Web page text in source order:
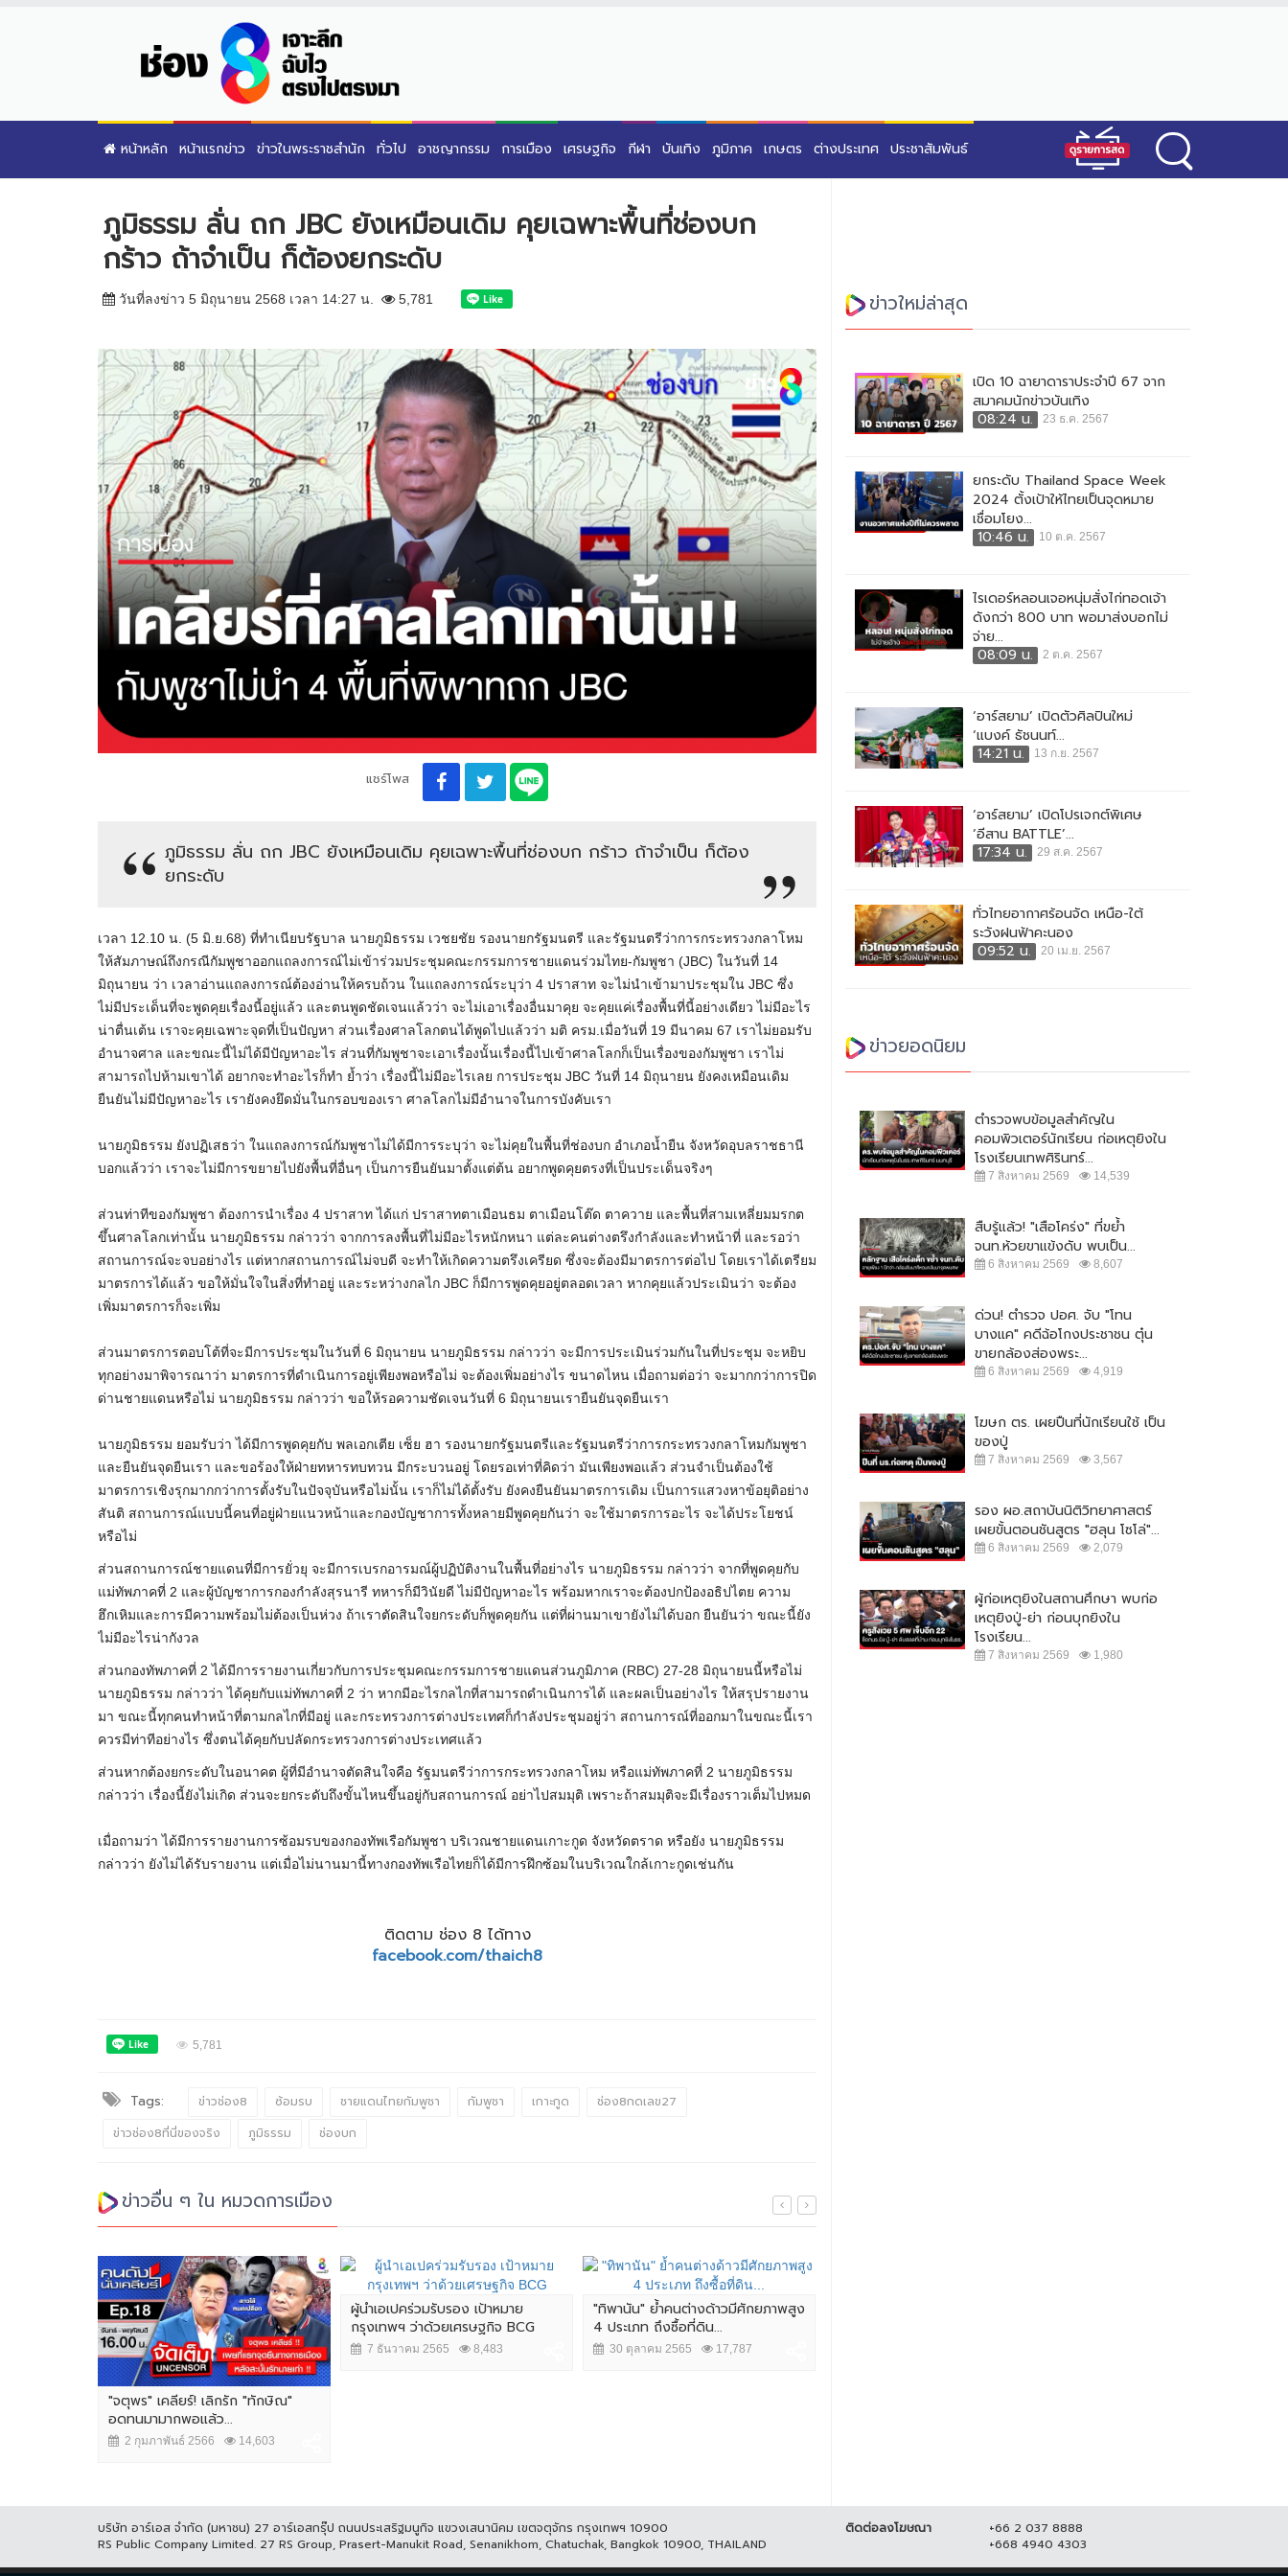
หน้าหลัก หน้าแรกข่าว ข่าวในพระราชสำนัก ทั่วไป อาชญากรรม การเมือง เศรษฐกิจ กีฬา บันเทิง ภูมิภาค เกษตร ต่างประเทศ ประชาสัมพันธ์
ภูมิธรรม ลั่น ถก JBC ยังเหมือนเดิม คุยเฉพาะพื้นที่ช่องบก
กร้าว ถ้าจำเป็น ก็ต้องยกระดับ
วันที่ลงข่าว 5 มิถุนายน 2568 เวลา 14:27 น. 5,781
แชร์โพส
ภูมิธรรม ลั่น ถก JBC ยังเหมือนเดิม คุยเฉพาะพื้นที่ช่องบก กร้าว ถ้าจำเป็น ก็ต้อง
ยกระดับ
เวลา 12.10 น. (5 มิ.ย.68) ที่ทำเนียบรัฐบาล นายภูมิธรรม เวชยชัย รองนายกรัฐมนตรี และรัฐมนตรีว่าการกระทรวงกลาโหม
ให้สัมภาษณ์ถึงกรณีกัมพูชาออกแถลงการณ์ไม่เข้าร่วมประชุมคณะกรรมการชายแดนร่วมไทย-กัมพูชา (JBC) ในวันที่ 14
มิถุนายน ว่า เวลาอ่านแถลงการณ์ต้องอ่านให้ครบถ้วน ในแถลงการณ์ระบุว่า 4 ปราสาท จะไม่นำเข้ามาประชุมใน JBC ซึ่ง
ไม่มีประเด็นที่จะพูดคุยเรื่องนี้อยู่แล้ว และตนพูดชัดเจนแล้วว่า จะไม่เอาเรื่องอื่นมาคุย จะคุยแค่เรื่องพื้นที่นี้อย่างเดียว ไม่มีอะไร
น่าตื่นเต้น เราจะคุยเฉพาะจุดที่เป็นปัญหา ส่วนเรื่องศาลโลกตนได้พูดไปแล้วว่า มติ ครม.เมื่อวันที่ 19 มีนาคม 67 เราไม่ยอมรับ
อำนาจศาล และขณะนี้ไม่ได้มีปัญหาอะไร ส่วนที่กัมพูชาจะเอาเรื่องนั้นเรื่องนี้ไปเข้าศาลโลกก็เป็นเรื่องของกัมพูชา เราไม่
สามารถไปห้ามเขาได้ อยากจะทำอะไรก็ทำ ย้ำว่า เรื่องนี้ไม่มีอะไรเลย การประชุม JBC วันที่ 14 มิถุนายน ยังคงเหมือนเดิม
ยืนยันไม่มีปัญหาอะไร เรายังคงยึดมั่นในกรอบของเรา ศาลโลกไม่มีอำนาจในการบังคับเรา
นายภูมิธรรม ยังปฏิเสธว่า ในแถลงการณ์กัมพูชาไม่ได้มีการระบุว่า จะไม่คุยในพื้นที่ช่องบก อำเภอน้ำยืน จังหวัดอุบลราชธานี
บอกแล้วว่า เราจะไม่มีการขยายไปยังพื้นที่อื่นๆ เป็นการยืนยันมาตั้งแต่ต้น อยากพูดคุยตรงที่เป็นประเด็นจริงๆ
ส่วนท่าทีของกัมพูชา ต้องการนำเรื่อง 4 ปราสาท ได้แก่ ปราสาทตาเมือนธม ตาเมือนโต๊ด ตาควาย และพื้นที่สามเหลี่ยมมรกต
ขึ้นศาลโลกเท่านั้น นายภูมิธรรม กล่าวว่า จากการลงพื้นที่ไม่มีอะไรหนักหนา แต่ละคนต่างตรึงกำลังและทำหน้าที่ และรอว่า
สถานการณ์จะจบอย่างไร แต่หากสถานการณ์ไม่จบดี จะทำให้เกิดความตรึงเครียด ซึ่งจะต้องมีมาตรการต่อไป โดยเราได้เตรียม
มาตรการได้แล้ว ขอให้มั่นใจในสิ่งที่ทำอยู่ และระหว่างกลไก JBC ก็มีการพูดคุยอยู่ตลอดเวลา หากคุยแล้วประเมินว่า จะต้อง
เพิ่มมาตรการก็จะเพิ่ม
ส่วนมาตรการตอบโต้ที่จะมีการประชุมในวันที่ 6 มิถุนายน นายภูมิธรรม กล่าวว่า จะมีการประเมินร่วมกันในที่ประชุม จะหยิบ
ทุกอย่างมาพิจารณาว่า มาตรการที่ดำเนินการอยู่เพียงพอหรือไม่ จะต้องเพิ่มอย่างไร ขนาดไหน เมื่อถามต่อว่า จะมากกว่าการปิด
ด่านชายแดนหรือไม่ นายภูมิธรรม กล่าวว่า ขอให้รอความชัดเจนวันที่ 6 มิถุนายนเรายืนยันจุดยืนเรา
นายภูมิธรรม ยอมรับว่า ได้มีการพูดคุยกับ พลเอกเตีย เซ็ย ฮา รองนายกรัฐมนตรีและรัฐมนตรีว่าการกระทรวงกลาโหมกัมพูชา
และยืนยันจุดยืนเรา และขอร้องให้ฝ่ายทหารทบทวน มีกระบวนอยู่ โดยรอเท่าที่คิดว่า มันเพียงพอแล้ว ส่วนจำเป็นต้องใช้
มาตรการเชิงรุกมากกว่าการตั้งรับในปัจจุบันหรือไม่นั้น เราก็ไม่ได้ตั้งรับ ยังคงยืนยันมาตรการเดิม เป็นการแสวงหาข้อยุติอย่าง
สันติ สถานการณ์แบบนี้คนที่อยู่ฝ่ายแนวหน้าและกองบัญชาการทั้งหลายมีพูดคุยกันว่า จะใช้มาตรการอะไร จะได้ประโยชน์
หรือไม่
ส่วนสถานการณ์ชายแดนที่มีการยั่วยุ จะมีการเบรกอารมณ์ผู้ปฏิบัติงานในพื้นที่อย่างไร นายภูมิธรรม กล่าวว่า จากที่พูดคุยกับ
แม่ทัพภาคที่ 2 และผู้บัญชาการกองกำลังสุรนารี ทหารก็มีวินัยดี ไม่มีปัญหาอะไร พร้อมหากเราจะต้องปกป้องอธิปไตย ความ
ฮึกเหิมและการมีความพร้อมไม่ต้องเป็นห่วง ถ้าเราตัดสินใจยกระดับก็พูดคุยกัน แต่ที่ผ่านมาเขายังไม่ได้บอก ยืนยันว่า ขณะนี้ยัง
ไม่มีอะไรน่ากังวล
ส่วนกองทัพภาคที่ 2 ได้มีการรายงานเกี่ยวกับการประชุมคณะกรรมการชายแดนส่วนภูมิภาค (RBC) 27-28 มิถุนายนนี้หรือไม่
นายภูมิธรรม กล่าวว่า ได้คุยกับแม่ทัพภาคที่ 2 ว่า หากมีอะไรกลไกที่สามารถดำเนินการได้ และผลเป็นอย่างไร ให้สรุปรายงาน
มา ขณะนี้ทุกคนทำหน้าที่ตามกลไกที่มีอยู่ และกระทรวงการต่างประเทศก็กำลังประชุมอยู่ว่า สถานการณ์ที่ออกมาในขณะนี้เรา
ควรมีท่าทีอย่างไร ซึ่งตนได้คุยกับปลัดกระทรวงการต่างประเทศแล้ว
ส่วนหากต้องยกระดับในอนาคต ผู้ที่มีอำนาจตัดสินใจคือ รัฐมนตรีว่าการกระทรวงกลาโหม หรือแม่ทัพภาคที่ 2 นายภูมิธรรม
กล่าวว่า เรื่องนี้ยังไม่เกิด ส่วนจะยกระดับถึงขั้นไหนขึ้นอยู่กับสถานการณ์ อย่าไปสมมุติ เพราะถ้าสมมุติจะมีเรื่องราวเต็มไปหมด
เมื่อถามว่า ได้มีการรายงานการซ้อมรบของกองทัพเรือกัมพูชา บริเวณชายแดนเกาะกูด จังหวัดตราด หรือยัง นายภูมิธรรม
กล่าวว่า ยังไม่ได้รับรายงาน แต่เมื่อไม่นานมานี้ทางกองทัพเรือไทยก็ได้มีการฝึกซ้อมในบริเวณใกล้เกาะกูดเช่นกัน
ติดตาม ช่อง 8 ได้ทาง
facebook.com/thaich8
5,781
Tags: ข่าวช่อง8 ซ้อมรบ ชายแดนไทยกัมพูชา กัมพูชา เกาะกูด
ช่อง8กดเลข27
ข่าวช่อง8ที่นี่ของจริง
ภูมิธรรม ช่องบก
ข่าวอื่น ๆ ใน หมวดการเมือง
"จตุพร" เคลียร์! เลิกรัก "ทักษิณ"
อดทนมามากพอแล้ว...
2 กุมภาพันธ์ 2566 14,603
ผู้นำเอเปคร่วมรับรอง เป้าหมาย
กรุงเทพฯ ว่าด้วยเศรษฐกิจ BCG
7 ธันวาคม 2565 8,483
"ทิพานัน" ย้ำคนต่างด้าวมีศักยภาพสูง
4 ประเภท ถึงซื้อที่ดิน...
30 ตุลาคม 2565 17,787
ข่าวใหม่ล่าสุด
เปิด 10 ฉายาดาราประจำปี 67 จาก
สมาคมนักข่าวบันเทิง
08:24 น.
23 ธ.ค. 2567
ยกระดับ Thailand Space Week
2024 ตั้งเป้าให้ไทยเป็นจุดหมาย
เชื่อมโยง...
10:46 น.
10 ต.ค. 2567
ไรเดอร์หลอนเจอหนุ่มสั่งไก่ทอดเจ้า
ดังกว่า 800 บาท พอมาส่งบอกไม่
จ่าย...
08:09 น.
2 ต.ค. 2567
‘อาร์สยาม’ เปิดตัวศิลปินใหม่
‘แบงค์ ธัชนนท์...
14:21 น.
13 ก.ย. 2567
‘อาร์สยาม’ เปิดโปรเจกต์พิเศษ
‘อีสาน BATTLE’...
17:34 น.
29 ส.ค. 2567
ทั่วไทยอากาศร้อนจัด เหนือ-ใต้
ระวังฝนฟ้าคะนอง
09:52 น.
20 เม.ย. 2567
ข่าวยอดนิยม
ตำรวจพบข้อมูลสำคัญใน
คอมพิวเตอร์นักเรียน ก่อเหตุยิงใน
โรงเรียนเทพศิรินทร์...
7 สิงหาคม 2569 14,539
สืบรู้แล้ว! "เสือโคร่ง" ที่ขย้ำ
จนท.ห้วยขาแข้งดับ พบเป็น...
6 สิงหาคม 2569 8,607
ด่วน! ตำรวจ ปอศ. จับ "โทน
บางแค" คดีฉ้อโกงประชาชน ตุ๋น
ขายกล้องส่องพระ...
6 สิงหาคม 2569 4,919
โฆษก ตร. เผยปืนที่นักเรียนใช้ เป็น
ของปู่
7 สิงหาคม 2569 3,567
รอง ผอ.สถาบันนิติวิทยาศาสตร์
เผยขั้นตอนชันสูตร "ฮลุน โซโล่"...
6 สิงหาคม 2569 2,079
ผู้ก่อเหตุยิงในสถานศึกษา พบก่อ
เหตุยิงปู่-ย่า ก่อนบุกยิงใน
โรงเรียน...
7 สิงหาคม 2569 1,980
บริษัท อาร์เอส จำกัด (มหาชน) 27 อาร์เอสกรุ๊ป ถนนประเสริฐมนูกิจ แขวงเสนานิคม เขตจตุจักร กรุงเทพฯ 10900
RS Public Company Limited. 27 RS Group, Prasert-Manukit Road, Senanikhom, Chatuchak, Bangkok 10900, THAILAND
ติดต่อลงโฆษณา
+66 2 037 8888
+668 4940 4303